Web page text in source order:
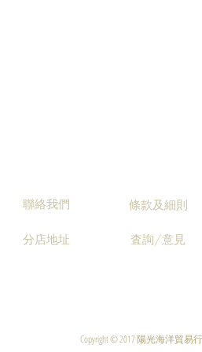
聯絡我們 條款及細則
分店地址 査詢/意見
Copyright © 2017 陽光海洋貿易行